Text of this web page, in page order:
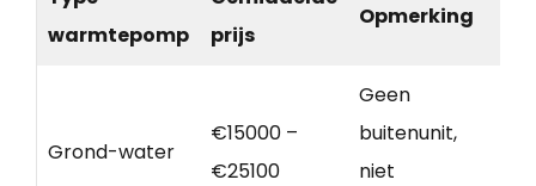
warmtepomp
prijs
Opmerking
Grond-water
€15000 –
€25100
Geen
buitenunit,
niet